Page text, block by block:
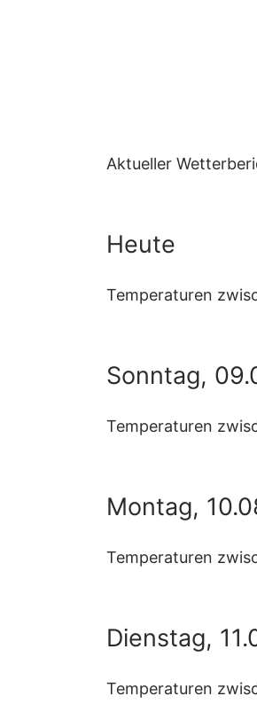
Aktueller
Heute
Temperaturen
Sonntag,
Temperaturen
Montag,
Temperaturen
Dienstag,
Temperaturen